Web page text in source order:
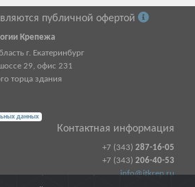
публичной офертой
Крепежа
г. Екатеринбург
29, офис 231
торца здания
данных
Контактная информация
+7 (343) 287-16-05
+7 (343) 206-40-53
info@itkrep.ru